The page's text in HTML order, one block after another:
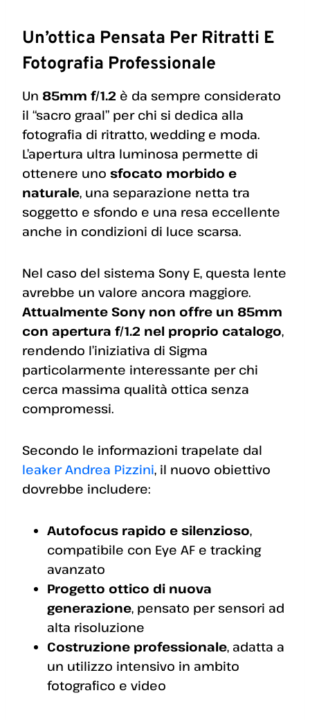
Un’ottica Pensata Per Ritratti E
Fotografia Professionale
Un 85mm f/1.2 è da sempre considerato
il “sacro graal” per chi si dedica alla
fotografia di ritratto, wedding e moda.
L’apertura ultra luminosa permette di
ottenere uno sfocato morbido e
naturale, una separazione netta tra
soggetto e sfondo e una resa eccellente
anche in condizioni di luce scarsa.
Nel caso del sistema Sony E, questa lente
avrebbe un valore ancora maggiore.
Attualmente Sony non offre un 85mm
con apertura f/1.2 nel proprio catalogo,
rendendo l’iniziativa di Sigma
particolarmente interessante per chi
cerca massima qualità ottica senza
compromessi.
Secondo le informazioni trapelate dal
leaker Andrea Pizzini, il nuovo obiettivo
dovrebbe includere:
Autofocus rapido e silenzioso,
compatibile con Eye AF e tracking
avanzato
Progetto ottico di nuova
generazione, pensato per sensori ad
alta risoluzione
Costruzione professionale, adatta a
un utilizzo intensivo in ambito
fotografico e video